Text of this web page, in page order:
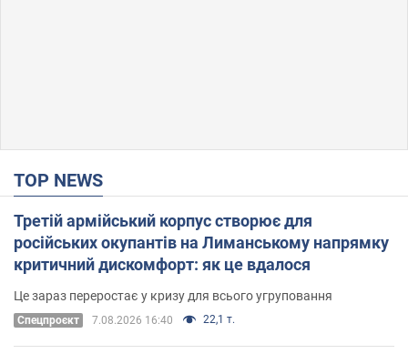
TOP NEWS
Третій армійський корпус створює для
російських окупантів на Лиманському напрямку
критичний дискомфорт: як це вдалося
Це зараз переростає у кризу для всього угруповання
Cпецпроєкт 7.08.2026 16:40 22,1 т.